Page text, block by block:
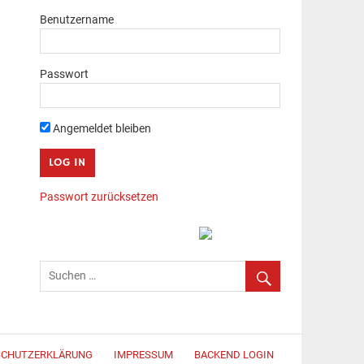
Benutzername
Passwort
Angemeldet bleiben
Passwort zurücksetzen
IMPRESSUM BACKEND LOGIN